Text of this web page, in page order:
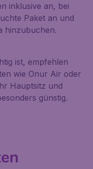
inklusive an, bei
Paket an und
hinzubuchen.
ist, empfehlen
wie Onur Air oder
Hauptsitz und
günstig.